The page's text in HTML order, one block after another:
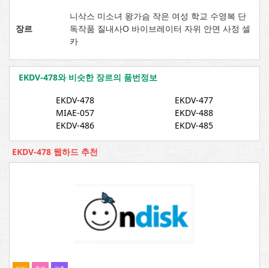
장르
니삭스 미소녀 왕가슴 작은 여성 학교 수영복 단
독작품 질내사O 바이브레이터 자위 안면 사정 셀
카
EKDV-478와 비슷한 장르의 품번정보
EKDV-478
EKDV-477
MIAE-057
EKDV-488
EKDV-486
EKDV-485
EKDV-478 웹하드 추천